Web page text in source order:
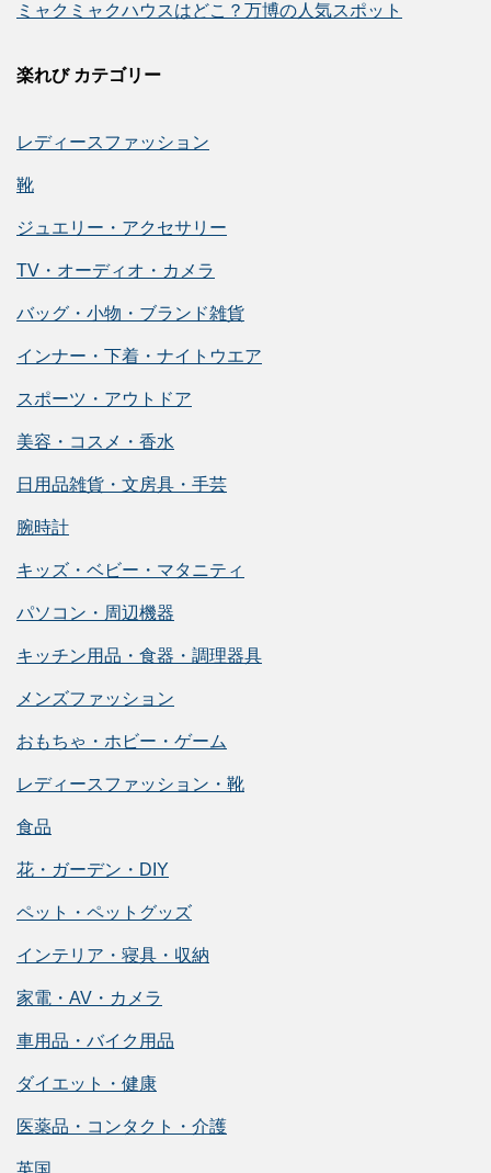
ミャクミャクハウスはどこ？万博の人気スポット
楽れび カテゴリー
レディースファッション
靴
ジュエリー・アクセサリー
TV・オーディオ・カメラ
バッグ・小物・ブランド雑貨
インナー・下着・ナイトウエア
スポーツ・アウトドア
美容・コスメ・香水
日用品雑貨・文房具・手芸
腕時計
キッズ・ベビー・マタニティ
パソコン・周辺機器
キッチン用品・食器・調理器具
メンズファッション
おもちゃ・ホビー・ゲーム
レディースファッション・靴
食品
花・ガーデン・DIY
ペット・ペットグッズ
インテリア・寝具・収納
家電・AV・カメラ
車用品・バイク用品
ダイエット・健康
医薬品・コンタクト・介護
英国